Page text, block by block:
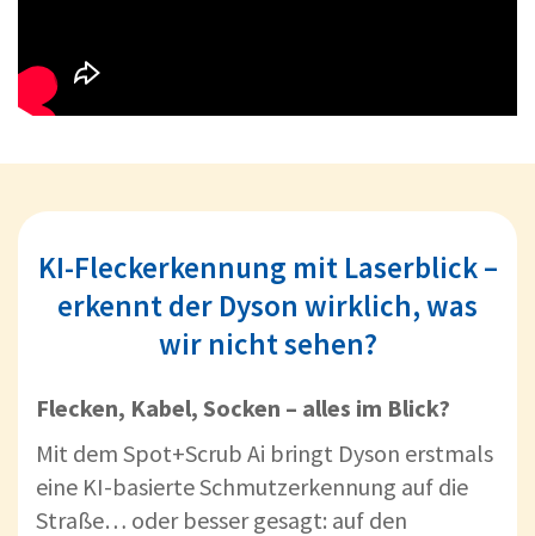
KI-Fleckerkennung mit Laserblick –
erkennt der Dyson wirklich, was
wir nicht sehen?
Flecken, Kabel, Socken – alles im Blick?
Mit dem Spot+Scrub Ai bringt Dyson erstmals
eine KI-basierte Schmutzerkennung auf die
Straße… oder besser gesagt: auf den